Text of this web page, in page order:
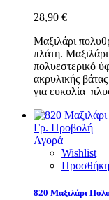
28,90 €
Μαξιλάρι
πλάτη.
πολυεστερικό
ακρυλικής
για ευκολία
Γρ. Προβολή
Αγορά
Wishlist
Προσθήκη
820 Μαξιλάρι